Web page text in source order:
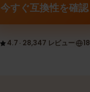
今すぐ互換性を確認
4.7 · 28,347 レビュー